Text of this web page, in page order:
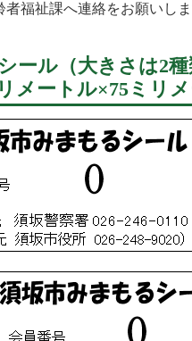
福祉課へ連絡をお願いしま
ール（大きさは2
メートル×75ミリメ